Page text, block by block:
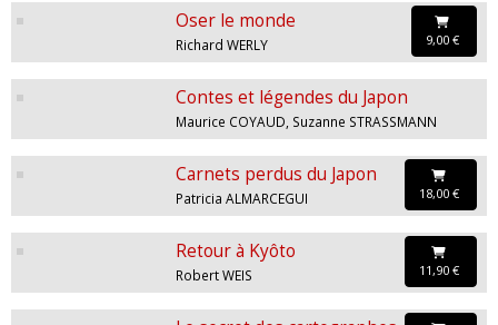
Oser le monde
Richard WERLY 9,00 €
Contes et légendes du Japon
Maurice COYAUD, Suzanne STRASSMANN
Carnets perdus du Japon
Patricia ALMARCEGUI 18,00 €
Retour à Kyôto
Robert WEIS 11,90 €